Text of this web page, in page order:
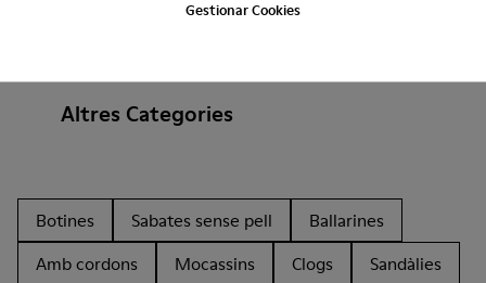
Gestionar Cookies
Altres Categories
Botines Sabates sense pell
Ballarines
Amb cordons
Mocassins Clogs
Sandàlies